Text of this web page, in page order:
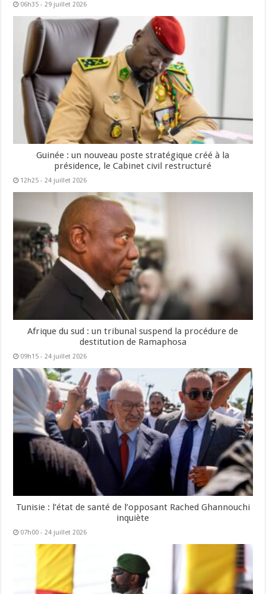
06h35 - 29 juillet 2026
Guinée : un nouveau poste stratégique créé à la
présidence, le Cabinet civil restructuré
12h25 - 24 juillet 2026
Afrique du sud : un tribunal suspend la procédure de
destitution de Ramaphosa
09h15 - 24 juillet 2026
Tunisie : l’état de santé de l’opposant Rached Ghannouchi
inquiète
07h00 - 24 juillet 2026